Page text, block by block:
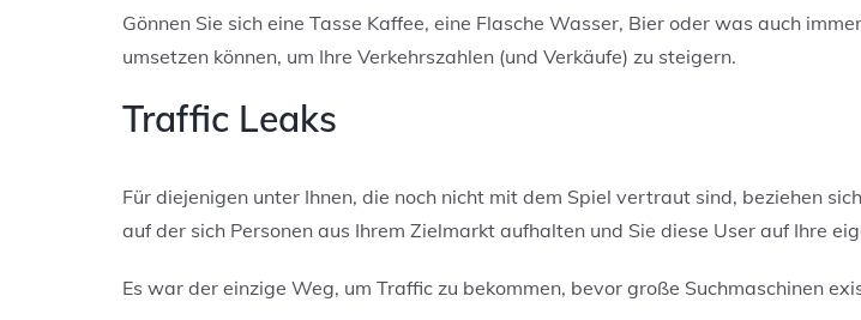
Gönnen Sie sich eine Tasse Kaffee, eine Flasche Wasser, Bier oder was auch
umsetzen können, um Ihre Verkehrszahlen (und Verkäufe) zu steigern.
Traffic Leaks
Für diejenigen unter Ihnen, die noch nicht mit dem Spiel vertraut sind, beziehen
auf der sich Personen aus Ihrem Zielmarkt aufhalten und Sie diese User auf Ihre
Es war der einzige Weg, um Traffic zu bekommen, bevor große Suchmaschinen